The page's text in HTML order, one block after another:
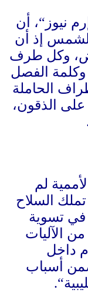
إرم نيوز “، أن
الشمس إذ أن
وكل طرف
الفصل
الحاملة
الذقون،
لم
السلاح
في تسوية
من الآليات
داخل
أسباب
“.